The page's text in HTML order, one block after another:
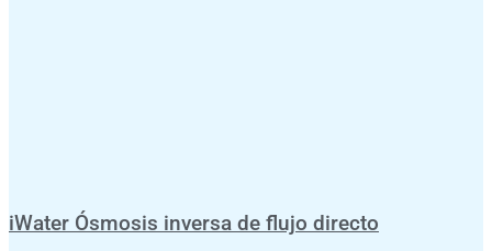
iWater Ósmosis inversa de flujo directo